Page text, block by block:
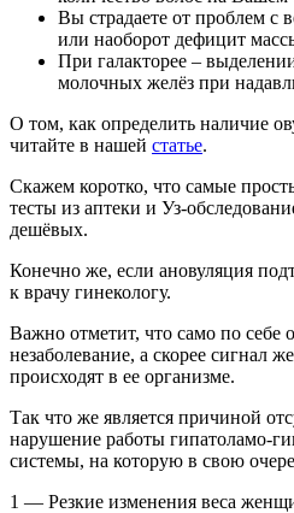
Вы страдаете от проблем с
или наоборот дефицит
При галакторее –
молочных желёз при
О том, как определить наличие
читайте в нашей статье.
Скажем коротко, что самые
тесты из аптеки и Уз-
дешёвых.
Конечно же, если ановуляция
к врачу гинекологу.
Важно отметит, что само по себе
незаболевание, а скорее сигнал
происходят в ее организме.
Так что же является причиной
нарушение работы гипатоламо-
системы, на которую в свою
1 — Резкие изменения веса